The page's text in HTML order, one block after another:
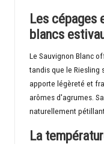
Les cépages
blancs
Le Sauvignon Blanc
tandis que le Riesling
apporte légèreté et
arômes d'agrumes.
naturellement
La